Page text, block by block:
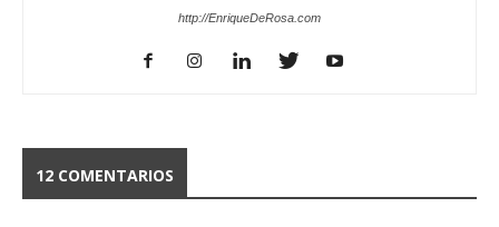
http://EnriqueDeRosa.com
12 COMENTARIOS